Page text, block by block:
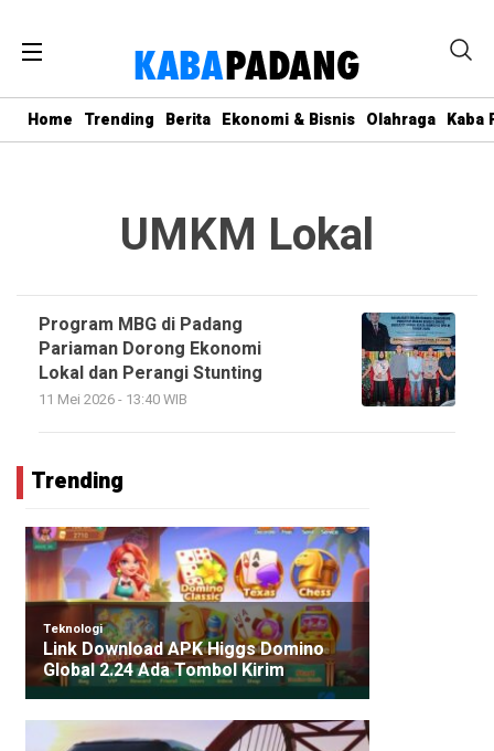
Home Trending Berita Ekonomi & Bisnis Olahraga Kaba
UMKM Lokal
Program MBG di Padang
Pariaman Dorong Ekonomi
Lokal dan Perangi Stunting
11 Mei 2026 - 13:40 WIB
Trending